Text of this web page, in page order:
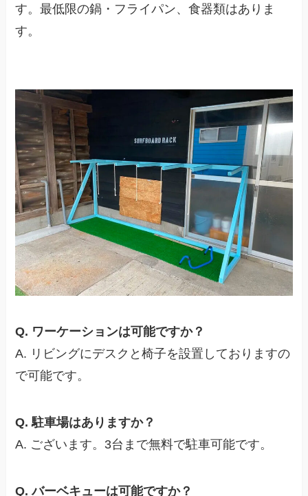
す。最低限の鍋・フライパン、食器類はありま
す。
Q. ワーケーションは可能ですか？
A. リビングにデスクと椅子を設置しておりますの
で可能です。
Q. 駐車場はありますか？
A. ございます。3台まで無料で駐車可能です。
Q. バーベキューは可能ですか？